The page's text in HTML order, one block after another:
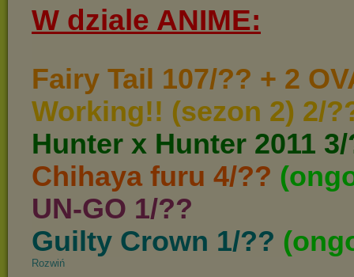
Rozwiń